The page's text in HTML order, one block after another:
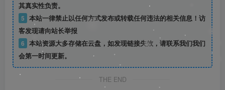
其真实性负责。
5 本站一律禁止以任何方式发布或转载任何违法的相关信息！访
客发现请向站长举报
6 本站资源大多存储在云盘，如发现链接失效，请联系我们我们
会第一时间更新。
THE END